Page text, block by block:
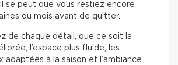
se peut que vous restiez encore
ou mois avant de quitter.
de chaque détail, que ce soit la
l’espace plus fluide, les
adaptées à la saison et l’ambiance